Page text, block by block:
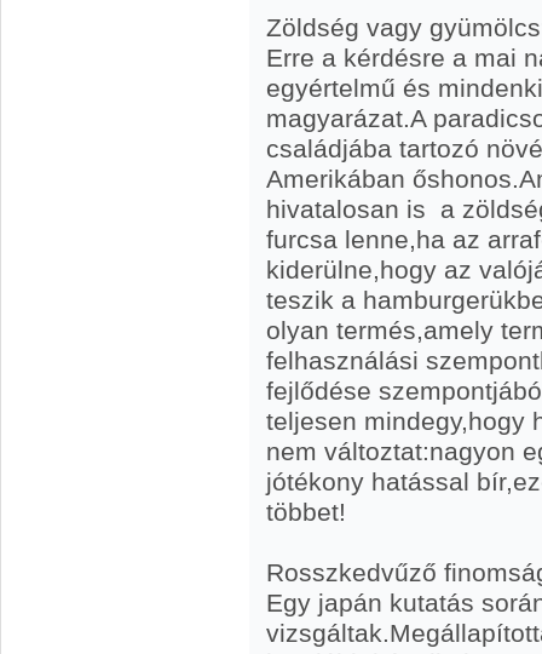
Zöldség vagy
Erre a kérdésre a mai
egyértelmű és
magyarázat.A
családjába tartozó
Amerikában
hivatalosan is a
furcsa lenne,ha az
kiderülne,hogy az
teszik a
olyan termés,amely
felhasználási
fejlődése
teljesen mindegy,hogy
nem változtat:nagyon
jótékony hatással
többet!
Rosszkedvűző
Egy japán kutatás